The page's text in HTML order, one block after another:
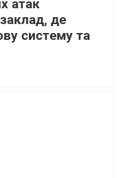
атак
де
систему та